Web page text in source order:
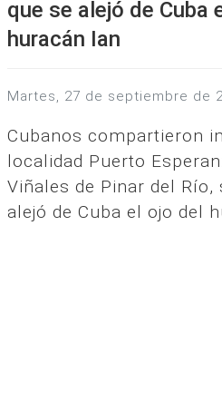
que se alejó de Cuba
huracán Ian
martes, 27 de septiembre de
Cubanos compartieron
localidad Puerto
Viñales de Pinar del
alejó de Cuba el ojo del